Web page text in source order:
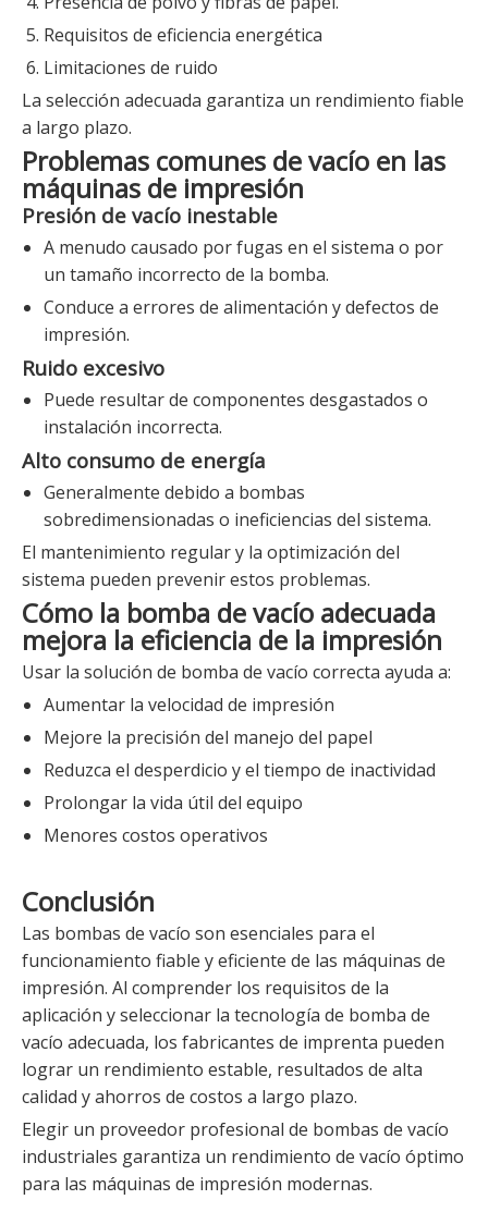
Requisitos de eficiencia energética
Limitaciones de ruido
La selección adecuada garantiza un rendimiento fiable
a largo plazo.
Problemas comunes de vacío en las
máquinas de impresión
Presión de vacío inestable
A menudo causado por fugas en el sistema o por
un tamaño incorrecto de la bomba.
Conduce a errores de alimentación y defectos de
impresión.
Ruido excesivo
Puede resultar de componentes desgastados o
instalación incorrecta.
Alto consumo de energía
Generalmente debido a bombas
sobredimensionadas o ineficiencias del sistema.
El mantenimiento regular y la optimización del
sistema pueden prevenir estos problemas.
Cómo la bomba de vacío adecuada
mejora la eficiencia de la impresión
Usar la solución de bomba de vacío correcta ayuda a:
Aumentar la velocidad de impresión
Mejore la precisión del manejo del papel
Reduzca el desperdicio y el tiempo de inactividad
Prolongar la vida útil del equipo
Menores costos operativos
Conclusión
Las bombas de vacío son esenciales para el
funcionamiento fiable y eficiente de las máquinas de
impresión. Al comprender los requisitos de la
aplicación y seleccionar la tecnología de bomba de
vacío adecuada, los fabricantes de imprenta pueden
lograr un rendimiento estable, resultados de alta
calidad y ahorros de costos a largo plazo.
Elegir un proveedor profesional de bombas de vacío
industriales garantiza un rendimiento de vacío óptimo
para las máquinas de impresión modernas.